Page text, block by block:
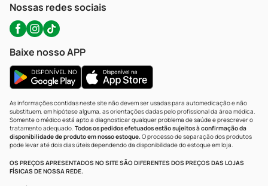
Nossas redes sociais
Baixe nosso APP
As informações contidas neste site não devem ser usadas para automedicação e não
substituem, em hipótese alguma, as orientações dadas pelo profissional da área médica.
Somente o médico está apto a diagnosticar qualquer problema de saúde e prescrever o
tratamento adequado. Todos os pedidos efetuados estão sujeitos à confirmação da
disponibilidade de produto em nosso estoque.O processo de separação dos produtos
pode levar até dois dias úteis dependendo da disponibilidade do estoque em loja.
OS PREÇOS APRESENTADOS NO SITE SÃO DIFERENTES DOS PREÇOS DAS LOJAS
FÍSICAS DE NOSSA REDE.